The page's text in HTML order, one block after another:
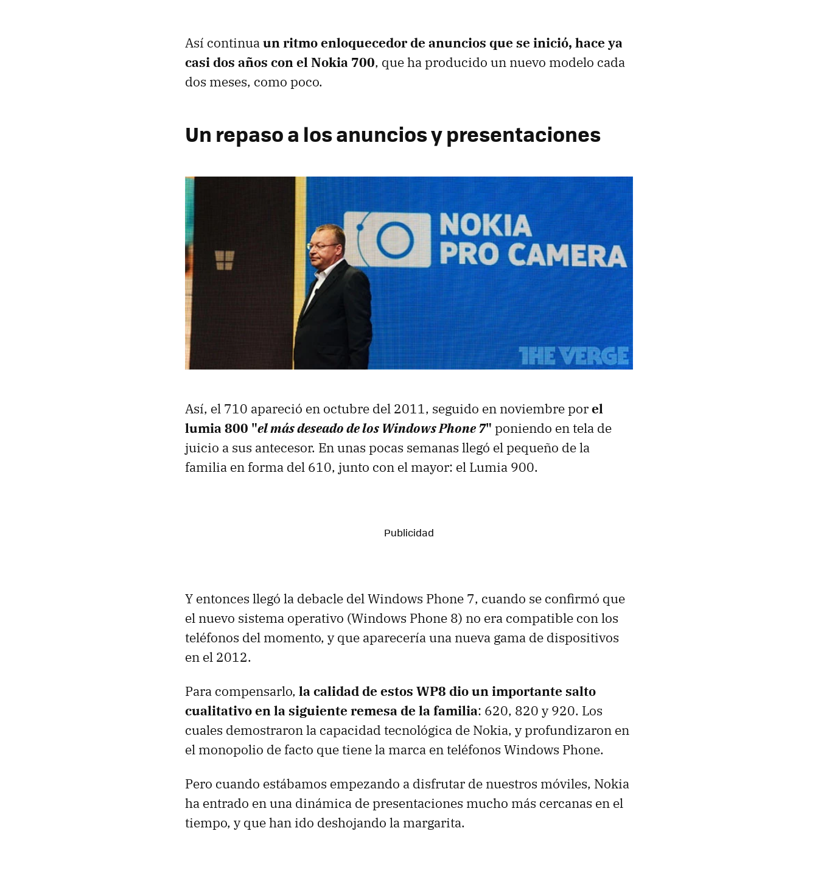
Así continuaun ritmo enloquecedor de anuncios que se inició, hace ya
casi dos años con el Nokia 700, que ha producido un nuevo modelo cada
dos meses, como poco.
Un repaso a los anuncios y presentaciones
Así, el 710 apareció en octubre del 2011, seguido en noviembre porel
lumia 800 "el más deseado de los Windows Phone 7" poniendo en tela de
juicio a sus antecesor. En unas pocas semanas llegó el pequeño de la
familia en forma del 610, junto con el mayor: el Lumia 900.
Y entonces llegó la debacle del Windows Phone 7, cuando se confirmó que
el nuevo sistema operativo (Windows Phone 8) no era compatible con los
teléfonos del momento, y que aparecería una nueva gama de dispositivos
en el 2012.
Para compensarlo, la calidad de estos WP8 dio un importante salto
cualitativo en la siguiente remesa de la familia: 620, 820 y 920. Los
cuales demostraron la capacidad tecnológica de Nokia, y profundizaron en
el monopolio de facto que tiene la marca en teléfonos Windows Phone.
Pero cuando estábamos empezando a disfrutar de nuestros móviles, Nokia
ha entrado en una dinámica de presentaciones mucho más cercanas en el
tiempo, y que han ido deshojando la margarita.